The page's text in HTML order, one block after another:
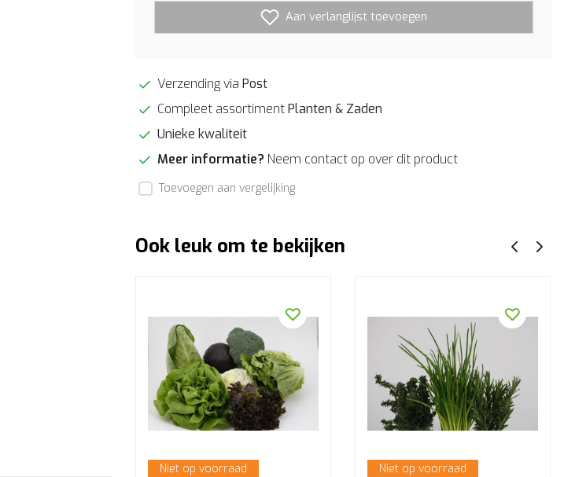
Aan verlanglijst toevoegen
Verzending via Post
Compleet assortimentPlanten & Zaden
Unieke kwaliteit
Meer informatie? Neem contact op over dit product
Toevoegen aan vergelijking
Ook leuk om te bekijken
Niet op voorraad
Niet op voorraad